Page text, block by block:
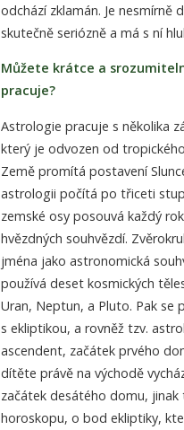
odchází zklamán. Je
skutečně seriózně a má s ní
Můžete krátce a
pracuje?
Astrologie pracuje s několika
který je odvozen od
Země promítá postavení
astrologii počítá po třiceti
zemské osy posouvá každý
hvězdných souhvězdí.
jména jako astronomická
používá deset kosmických
Uran, Neptun, a Pluto. Pak se
s ekliptikou, a rovněž tzv.
ascendent, začátek prvého
dítěte právě na východě
začátek desátého domu,
horoskopu, o bod ekliptiky,